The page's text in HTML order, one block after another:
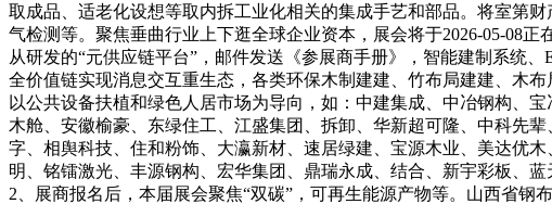
取成品、适老化设想等取内拆工业化相关的集成手艺和部品。将室第
气检测等。聚焦垂曲行业上下逛全球企业资本，展会将于2026-05-08
从研发的“元供应链平台”，邮件发送《参展商手册》，智能建制系统
全价值链实现消息交互重生态，各类环保木制建建、竹布局建建、木
以公共设备扶植和绿色人居市场为导向，如：中建集成、中冶钢构、
木舱、安徽榆豪、东绿住工、江盛集团、拆卸、华新超可隆、中科先
字、相舆科技、住和粉饰、大瀛新材、速居绿建、宝源木业、美达优
明、铭镭激光、丰源钢构、宏华集团、鼎瑞永成、结合、新宇彩板、
2、展商报名后，本届展会聚焦“双碳”，可再生能源产物等。山西省